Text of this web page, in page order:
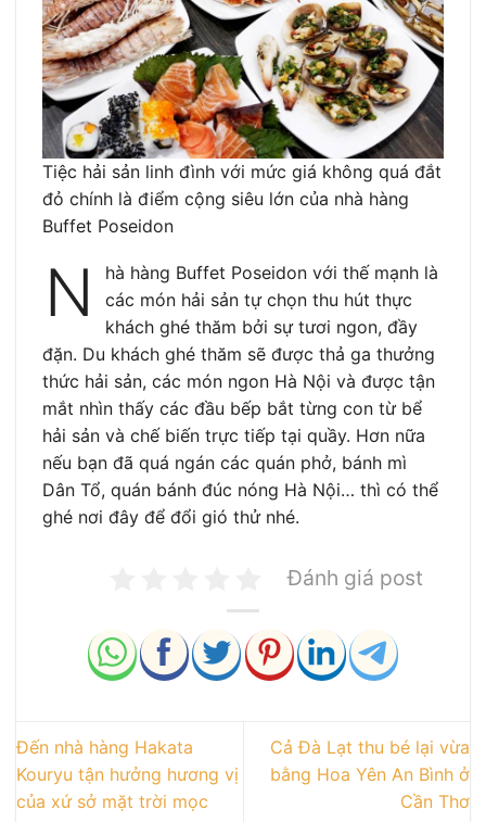
Tiệc hải sản linh đình với mức giá không quá đắt
đỏ chính là điểm cộng siêu lớn của nhà hàng
Buffet Poseidon
N
hà hàng Buffet Poseidon với thế mạnh là
các món hải sản tự chọn thu hút thực
khách ghé thăm bởi sự tươi ngon, đầy
đặn. Du khách ghé thăm sẽ được thả ga thưởng
thức hải sản, các món ngon Hà Nội và được tận
mắt nhìn thấy các đầu bếp bắt từng con từ bể
hải sản và chế biến trực tiếp tại quầy. Hơn nữa
nếu bạn đã quá ngán các quán phở, bánh mì
Dân Tổ, quán bánh đúc nóng Hà Nội… thì có thể
ghé nơi đây để đổi gió thử nhé.
Đánh giá post
Đến nhà hàng Hakata
Kouryu tận hưởng hương vị
của xứ sở mặt trời mọc
Cả Đà Lạt thu bé lại vừa
bằng Hoa Yên An Bình ở
Cần Thơ